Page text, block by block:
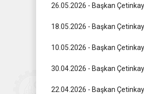
26.05.2026 - Başkan
18.05.2026 - Başkan
10.05.2026 - Başkan
30.04.2026 - Başkan
22.04.2026 - Başkan